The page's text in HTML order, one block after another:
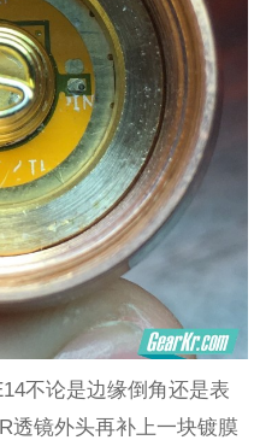
不论是边缘倒角还是表
透镜外头再补上一块镀膜